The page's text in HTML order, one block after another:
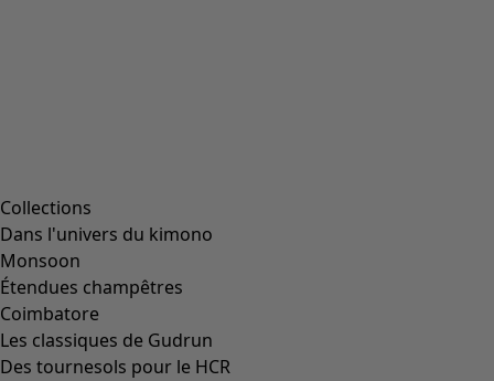
Collections
Dans l'univers du kimono
Monsoon
Étendues champêtres
Coimbatore
Les classiques de Gudrun
Des tournesols pour le HCR